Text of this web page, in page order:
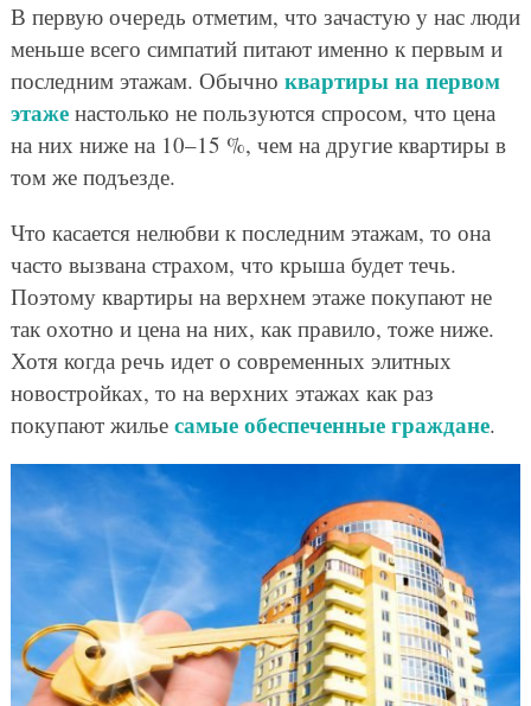
В первую очередь отметим, что зачастую у нас люди
меньше всего симпатий питают именно к первым и
последним этажам. Обычно квартиры на первом
этаженастолько не пользуются спросом, что цена
на них ниже на 10–15 %, чем на другие квартиры в
том же подъезде.
Что касается нелюбви к последним этажам, то она
часто вызвана страхом, что крыша будет течь.
Поэтому квартиры на верхнем этаже покупают не
так охотно и цена на них, как правило, тоже ниже.
Хотя когда речь идет о современных элитных
новостройках, то на верхних этажах как раз
покупают жилье самые обеспеченные граждане.